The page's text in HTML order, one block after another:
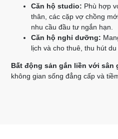
Căn hộ studio: Phù hợp
thân, các cặp vợ chồng
nhu cầu đầu tư ngắn hạn.
Căn hộ nghỉ dưỡng:
lịch và cho thuê, thu hút
Bất động sản gắn liền với sân
không gian sống đẳng cấp và